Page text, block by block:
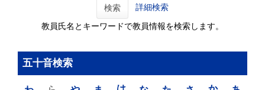
検索 詳細検索
教員氏名とキーワードで教員情報を検索します。
五十音検索
あ
か
さ
た
な
は
ま
や
ら
わ